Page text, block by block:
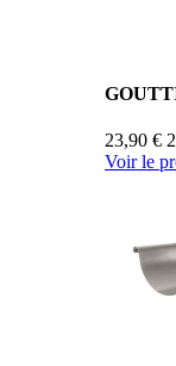
23,90 €
Voir le